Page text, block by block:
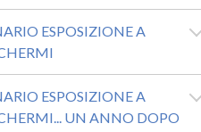
ESPOSIZIONE A
ESPOSIZIONE A
UN ANNO DOPO